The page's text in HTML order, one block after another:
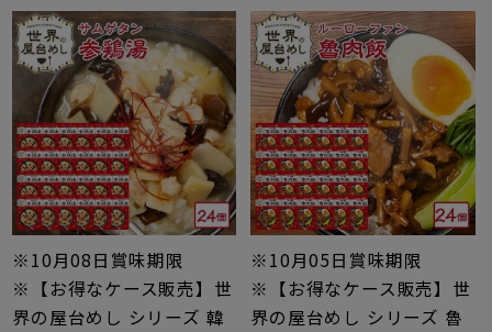
※10月08日賞味期限
※【お得なケース販売】世
界の屋台めし シリーズ 韓
※10月05日賞味期限
※【お得なケース販売】世
界の屋台めし シリーズ 魯